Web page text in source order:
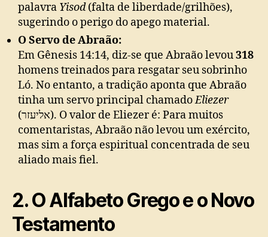
palavra Yisod(falta de liberdade/grilhões),
sugerindo o perigo do apego material.
O Servo de Abraão:
Em Gênesis 14:14, diz-se que Abraão levou318
homens treinados para resgatar seu sobrinho
Ló. No entanto, a tradição aponta que Abraão
tinha um servo principal chamadoEliezer
(אליעזר). O valor de Eliezer é: Para muitos
comentaristas, Abraão não levou um exército,
mas sim a força espiritual concentrada de seu
aliado mais fiel.
2. O Alfabeto Grego e o Novo
Testamento